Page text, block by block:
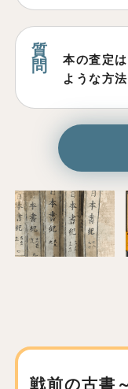
本の査定
ような方
戦前の古書